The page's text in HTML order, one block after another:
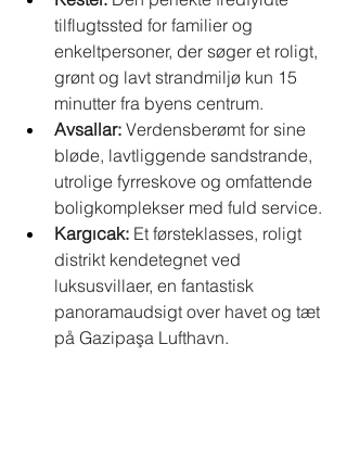
tilflugtssted for familier og
enkeltpersoner, der søger et roligt,
grønt og lavt strandmiljø kun 15
minutter fra byens centrum.
Avsallar: Verdensberømt for sine
bløde, lavtliggende sandstrande,
utrolige fyrreskove og omfattende
boligkomplekser med fuld service.
Kargıcak: Et førsteklasses, roligt
distrikt kendetegnet ved
luksusvillaer, en fantastisk
panoramaudsigt over havet og tæt
på Gazipaşa Lufthavn.